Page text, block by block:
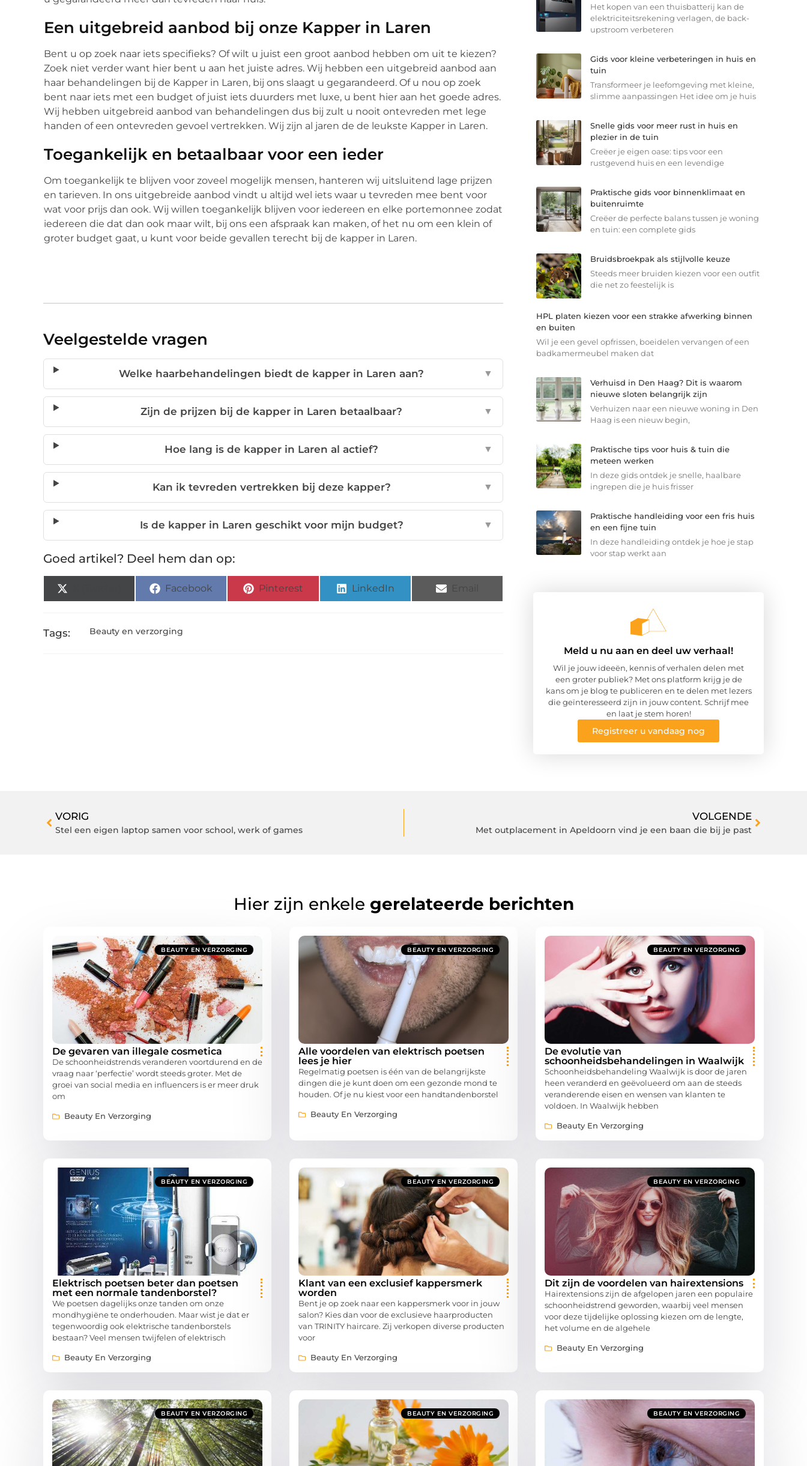
Een uitgebreid aanbod bij onze Kapper in Laren
Bent u op zoek naar iets specifieks? Of wilt u juist een groot aanbod hebben om uit te kiezen?
Zoek niet verder want hier bent u aan het juiste adres. Wij hebben een uitgebreid aanbod aan
haar behandelingen bij de Kapper in Laren, bij ons slaagt u gegarandeerd. Of u nou op zoek
bent naar iets met een budget of juist iets duurders met luxe, u bent hier aan het goede adres.
Wij hebben uitgebreid aanbod van behandelingen dus bij zult u nooit ontevreden met lege
handen of een ontevreden gevoel vertrekken. Wij zijn al jaren de de leukste Kapper in Laren.
Toegankelijk en betaalbaar voor een ieder
Om toegankelijk te blijven voor zoveel mogelijk mensen, hanteren wij uitsluitend lage prijzen
en tarieven. In ons uitgebreide aanbod vindt u altijd wel iets waar u tevreden mee bent voor
wat voor prijs dan ook. Wij willen toegankelijk blijven voor iedereen en elke portemonnee zodat
iedereen die dat dan ook maar wilt, bij ons een afspraak kan maken, of het nu om een klein of
groter budget gaat, u kunt voor beide gevallen terecht bij de kapper in Laren.
Veelgestelde vragen
Welke haarbehandelingen biedt de kapper in Laren aan? ▼
Zijn de prijzen bij de kapper in Laren betaalbaar? ▼
Hoe lang is de kapper in Laren al actief? ▼
Kan ik tevreden vertrekken bij deze kapper? ▼
Is de kapper in Laren geschikt voor mijn budget? ▼
Goed artikel? Deel hem dan op:
Facebook Pinterest LinkedIn
Tags: Beauty en verzorging
Het kopen van een thuisbatterij kan de
elektriciteitsrekening verlagen, de back-
upstroom verbeteren
Gids voor kleine verbeteringen in huis en
tuin
Transformeer je leefomgeving met kleine,
slimme aanpassingen Het idee om je huis
Snelle gids voor meer rust in huis en
plezier in de tuin
Creëer je eigen oase: tips voor een
rustgevend huis en een levendige
Praktische gids voor binnenklimaat en
buitenruimte
Creëer de perfecte balans tussen je woning
en tuin: een complete gids
Bruidsbroekpak als stijlvolle keuze
Steeds meer bruiden kiezen voor een outfit
die net zo feestelijk is
HPL platen kiezen voor een strakke afwerking binnen
en buiten
Wil je een gevel opfrissen, boeidelen vervangen of een
badkamermeubel maken dat
Verhuisd in Den Haag? Dit is waarom
nieuwe sloten belangrijk zijn
Verhuizen naar een nieuwe woning in Den
Haag is een nieuw begin,
Praktische tips voor huis & tuin die
meteen werken
In deze gids ontdek je snelle, haalbare
ingrepen die je huis frisser
Praktische handleiding voor een fris huis
en een fijne tuin
In deze handleiding ontdek je hoe je stap
voor stap werkt aan
Meld u nu aan en deel uw verhaal!
Wil je jouw ideeën, kennis of verhalen delen met
een groter publiek? Met ons platform krijg je de
kans om je blog te publiceren en te delen met lezers
die geïnteresseerd zijn in jouw content. Schrijf mee
en laat je stem horen!
Registreer u vandaag nog
VORIG
Stel een eigen laptop samen voor school, werk of games
VOLGENDE
Met outplacement in Apeldoorn vind je een baan die bij je past
Hier zijn enkele gerelateerde berichten
BEAUTY EN VERZORGING
De gevaren van illegale cosmetica
De schoonheidstrends veranderen voortdurend en de
vraag naar ‘perfectie’ wordt steeds groter. Met de
groei van social media en influencers is er meer druk
om
Beauty En Verzorging
BEAUTY EN VERZORGING
Alle voordelen van elektrisch poetsen
lees je hier
Regelmatig poetsen is één van de belangrijkste
dingen die je kunt doen om een gezonde mond te
houden. Of je nu kiest voor een handtandenborstel
Beauty En Verzorging
BEAUTY EN VERZORGING
De evolutie van
schoonheidsbehandelingen in Waalwijk
Schoonheidsbehandeling Waalwijk is door de jaren
heen veranderd en geëvolueerd om aan de steeds
veranderende eisen en wensen van klanten te
voldoen. In Waalwijk hebben
Beauty En Verzorging
BEAUTY EN VERZORGING
Elektrisch poetsen beter dan poetsen
met een normale tandenborstel?
We poetsen dagelijks onze tanden om onze
mondhygiëne te onderhouden. Maar wist je dat er
tegenwoordig ook elektrische tandenborstels
bestaan? Veel mensen twijfelen of elektrisch
Beauty En Verzorging
BEAUTY EN VERZORGING
Klant van een exclusief kappersmerk
worden
Bent je op zoek naar een kappersmerk voor in jouw
salon? Kies dan voor de exclusieve haarproducten
van TRINITY haircare. Zij verkopen diverse producten
voor
Beauty En Verzorging
BEAUTY EN VERZORGING
Dit zijn de voordelen van hairextensions
Hairextensions zijn de afgelopen jaren een populaire
schoonheidstrend geworden, waarbij veel mensen
voor deze tijdelijke oplossing kiezen om de lengte,
het volume en de algehele
Beauty En Verzorging
BEAUTY EN VERZORGING BEAUTY EN VERZORGING BEAUTY EN VERZORGING